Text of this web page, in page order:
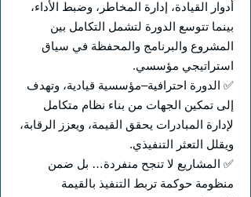
أدوار القيادة، إدارة المخاطر، وضبط الأداء،
بينما تتوسع الدورة لتشمل التكامل بين
المشروع والبرنامج والمحفظة في سياق
استراتيجي مؤسسي.
✅ الدورة احترافية–مؤسسية قيادية، وتهدف
إلى تمكين الجهات من بناء نظام متكامل
لإدارة المبادرات يحقق القيمة، ويعزز الرقابة،
ويقلل التعثر التنفيذي.
✅ المشاريع لا تنجح منفردة… بل ضمن
منظومة حوكمة تربط التنفيذ بالقيمة